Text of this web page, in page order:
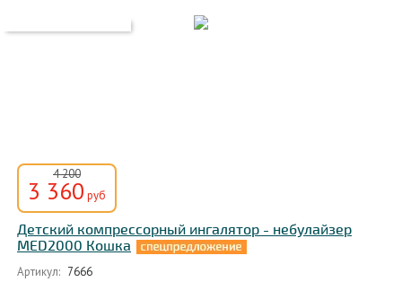
4 200
3 360 руб
Детский компрессорный ингалятор - небулайзер
MED2000 Кошка
Артикул: 7666